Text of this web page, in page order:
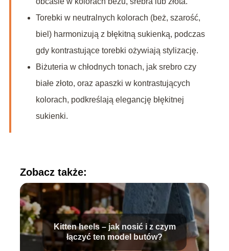
Torebki w neutralnych kolorach (beż, szarość,
biel) harmonizują z błękitną sukienką, podczas
gdy kontrastujące torebki ożywiają stylizację.
Biżuteria w chłodnych tonach, jak srebro czy
białe złoto, oraz apaszki w kontrastujących
kolorach, podkreślają elegancję błękitnej
sukienki.
Zobacz także:
Kitten heels – jak nosić i z czym
łączyć ten model butów?